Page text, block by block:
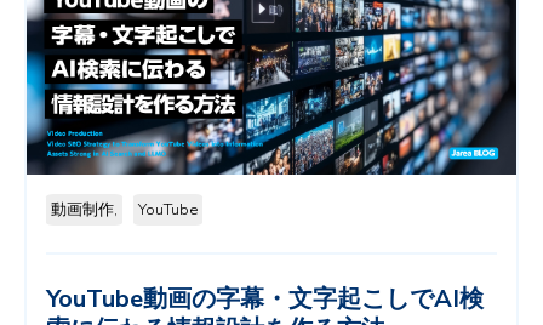
動画制作, YouTube
YouTube動画の字幕・文字起こしでAI検